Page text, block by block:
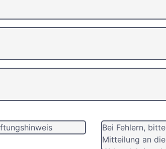
Bei Fehlern, bitte
Mitteilung an die